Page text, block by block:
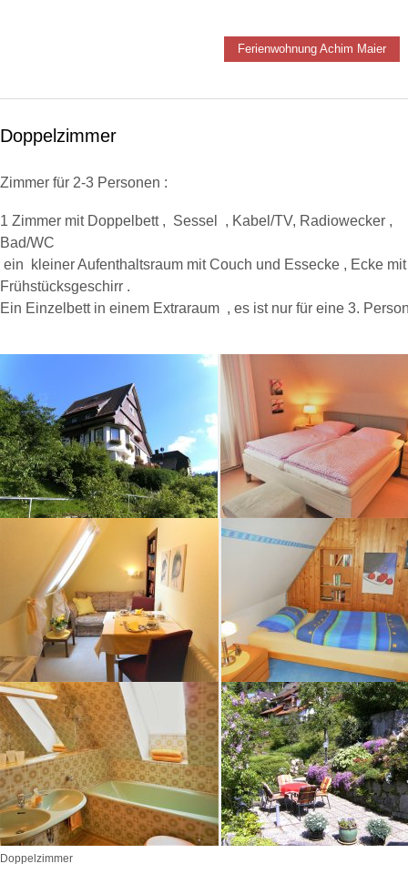
Ferienwohnung Achim Maier
Doppelzimmer
Zimmer für 2-3 Personen :
1 Zimmer mit Doppelbett , Sessel , Kabel/TV, Radiowecker ,
Bad/WC
ein kleiner Aufenthaltsraum mit Couch und Essecke , Ecke
Frühstücksgeschirr .
Ein Einzelbett in einem Extraraum , es ist nur für eine 3.
Doppelzimmer